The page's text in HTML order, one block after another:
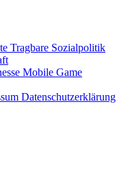
Tragbare Sozialpolitik
Mobile Game
Datenschutzerklärung